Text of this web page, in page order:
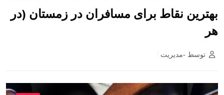
بهترین نقاط برای مسافران در زمستان (در
هر
توسط -مدیریت